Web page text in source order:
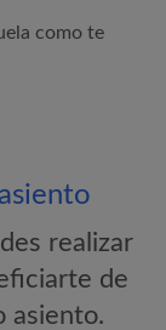
como te
realizar
de
asiento.